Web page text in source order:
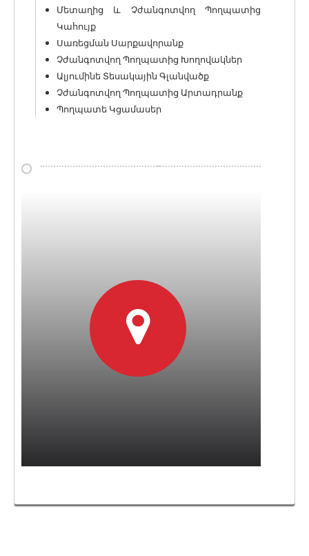
Մետաղից և Չժանգոտվող Պողպատից
Կահույք
Սառեցման Սարքավորանք
Չժանգոտվող Պողպատից Խողովակներ
Ալյումինե Տեսակային Գլանվածք
Չժանգոտվող Պողպատից Արտադրանք
Պողպատե Կցամասեր